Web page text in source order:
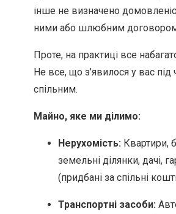
інше не визначено
ними або шлюбним
Проте, на практиці все
Не все, що з’явилося у вас
спільним.
Майно, яке ми ділимо:
Нерухомість: Квартири,
земельні ділянки, дачі,
(придбані за спільні
Транспортні засоби: